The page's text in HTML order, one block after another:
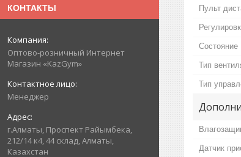
КОНТАКТЫ
Оптово-розничный Интернет
Магазин «KazGym»
Менеджер
г.Алматы, Проспект Райымбека,
212/14 к4, 44 склад, Алматы,
Казахстан
Пульт
Состояние
Тип
Тип
Датчик